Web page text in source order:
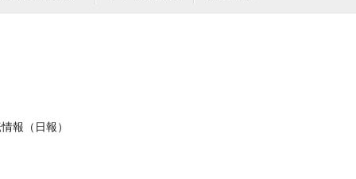
報（日報）